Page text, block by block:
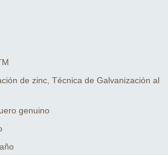
de zinc, Técnica de Galvanización al
genuino